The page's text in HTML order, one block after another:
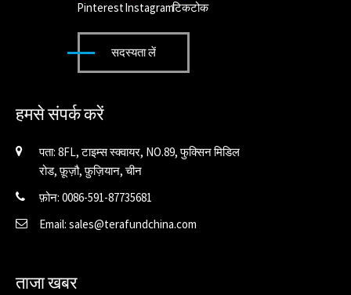
सदस्यता लें
हमसे संपर्क करें
पता: 8FL, टाइम्स स्क्वायर, NO.89, फुक्सिन मिडिल
रोड, फ़ूज़ौ, फ़ुज़ियान, चीन
फ़ोन: 0086-591-87735681
Email: sales@terafundchina.com
ताजा खबर